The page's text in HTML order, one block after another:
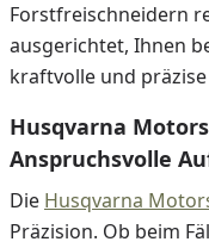
Forstfreischneidern
ausgerichtet, Ihnen
kraftvolle und
Husqvarna
Anspruchsvolle
Die Husqvarna
Präzision. Ob beim